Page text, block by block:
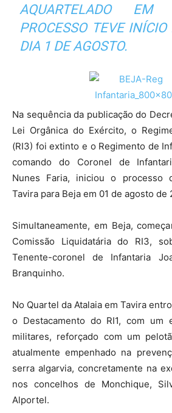
AQUARTELADO
PROCESSO TEVE
DIA 1 DE AGOSTO.
Na sequência da publicação do
Lei Orgânica do Exército, o
(RI3) foi extinto e o Regimento de
comando do Coronel de
Nunes Faria, iniciou o processo
Tavira para Beja em 01 de agosto de
Simultaneamente, em Beja,
Comissão Liquidatária do RI3,
Tenente-coronel de Infantaria
Branquinho.
No Quartel da Atalaia em Tavira
o Destacamento do RI1, com um
militares, reforçado com um
atualmente empenhado na
serra algarvia, concretamente na
nos concelhos de Monchique,
Alportel.